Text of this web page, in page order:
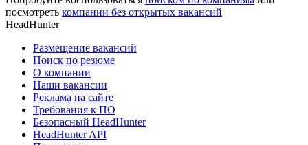
посмотреть компании без открытых вакансий
HeadHunter
Размещение вакансий
Поиск по резюме
О компании
Наши вакансии
Реклама на сайте
Требования к ПО
Безопасный HeadHunter
HeadHunter API